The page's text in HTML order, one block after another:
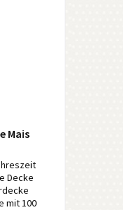
Mais
Decke
mit 100